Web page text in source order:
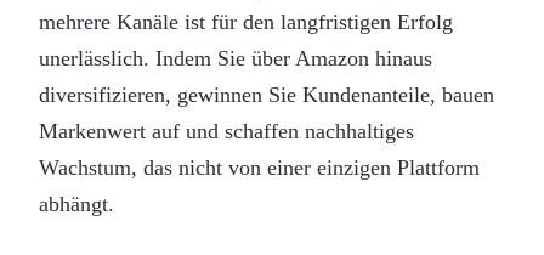
mehrere Kanäle ist für den langfristigen Erfolg
unerlässlich. Indem Sie über Amazon hinaus
diversifizieren, gewinnen Sie Kundenanteile, bauen
Markenwert auf und schaffen nachhaltiges
Wachstum, das nicht von einer einzigen Plattform
abhängt.